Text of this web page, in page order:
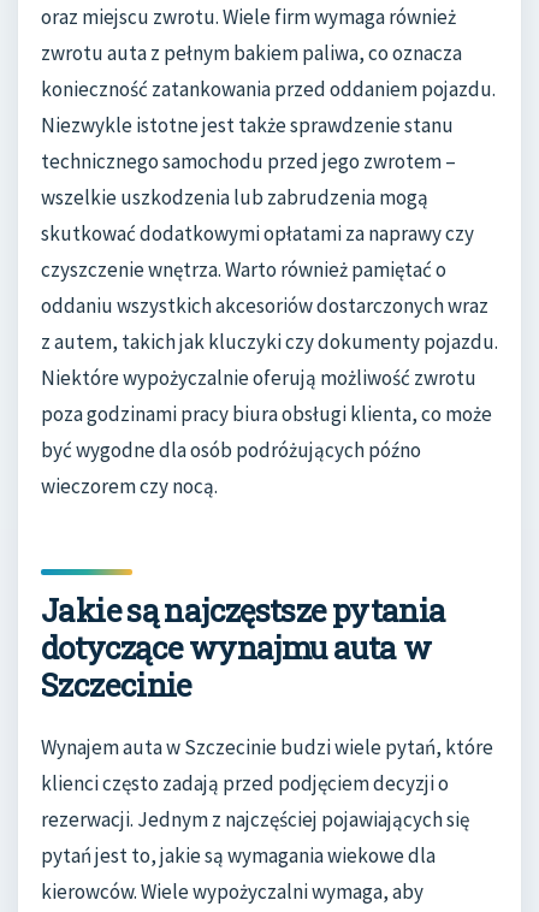
oraz miejscu zwrotu. Wiele firm wymaga również
zwrotu auta z pełnym bakiem paliwa, co oznacza
konieczność zatankowania przed oddaniem pojazdu.
Niezwykle istotne jest także sprawdzenie stanu
technicznego samochodu przed jego zwrotem –
wszelkie uszkodzenia lub zabrudzenia mogą
skutkować dodatkowymi opłatami za naprawy czy
czyszczenie wnętrza. Warto również pamiętać o
oddaniu wszystkich akcesoriów dostarczonych wraz
z autem, takich jak kluczyki czy dokumenty pojazdu.
Niektóre wypożyczalnie oferują możliwość zwrotu
poza godzinami pracy biura obsługi klienta, co może
być wygodne dla osób podróżujących późno
wieczorem czy nocą.
Jakie są najczęstsze pytania
dotyczące wynajmu auta w
Szczecinie
Wynajem auta w Szczecinie budzi wiele pytań, które
klienci często zadają przed podjęciem decyzji o
rezerwacji. Jednym z najczęściej pojawiających się
pytań jest to, jakie są wymagania wiekowe dla
kierowców. Wiele wypożyczalni wymaga, aby